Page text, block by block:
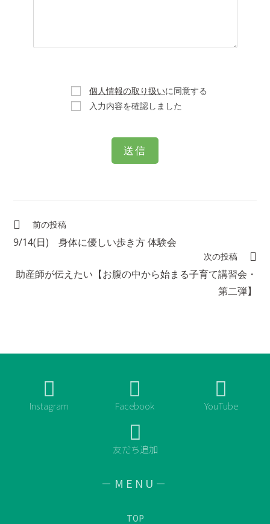
個人情報の取り扱いに同意する
入力内容を確認しました
前の投稿
9/14(日) 身体に優しい歩き方 体験会
次の投稿
助産師が伝えたい【お腹の中から始まる子育て講習会・
第二弾】
Instagram Facebook YouTube
友だち追加
－MENU－
TOP